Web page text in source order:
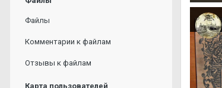
Файлы
Комментарии к файлам
Отзывы к файлам
Карта пользователей